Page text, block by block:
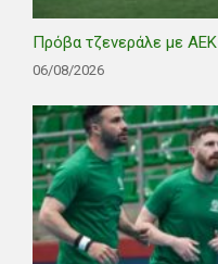
Πρόβα τζενεράλε με ΑΕΚ
06/08/2026